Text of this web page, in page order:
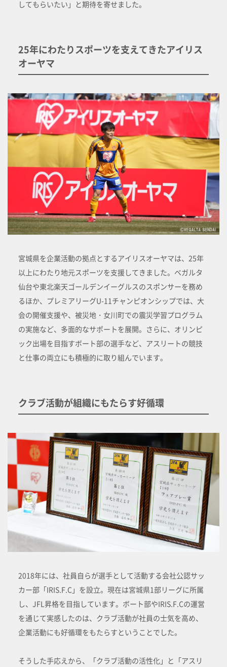
してもらいたい」と期待を寄せました。
25年にわたりスポーツを支えてきたアイリス
オーヤマ
宮城県を企業活動の拠点とするアイリスオーヤマは、25年
以上にわたり地元スポーツを支援してきました。ベガルタ
仙台や東北楽天ゴールデンイーグルスのスポンサーを務め
るほか、プレミアリーグU-11チャンピオンシップでは、大
会の開催支援や、被災地・女川町での震災学習プログラム
の実施など、多面的なサポートを展開。さらに、オリンピ
ック出場を目指すボート部の選手など、アスリートの競技
と仕事の両立にも積極的に取り組んでいます。
クラブ活動が組織にもたらす好循環
2018年には、社員自らが選手として活動する会社公認サッ
カー部「IRIS.F.C」を設立。現在は宮城県1部リーグに所属
し、JFL昇格を目指しています。ボート部やIRIS.F.Cの運営
を通じて実感したのは、クラブ活動が社員の士気を高め、
企業活動にも好循環をもたらすということでした。
そうした手応えから、「クラブ活動の活性化」と「アスリ